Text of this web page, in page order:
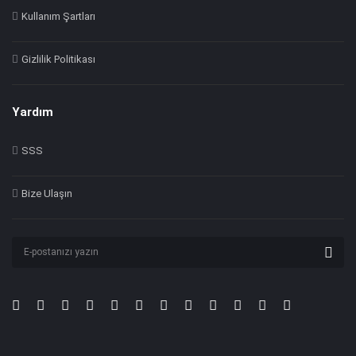
Kullanım Şartları
Gizlilik Politikası
Yardım
SSS
Bize Ulaşın
Abone